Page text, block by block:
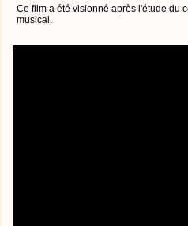
Ce film a été visionné après l'étude du
musical.